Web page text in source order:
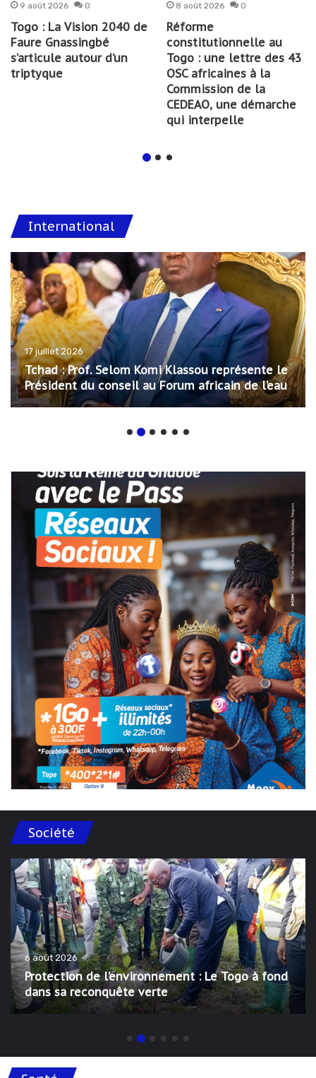
9 août 2026 0
Togo : La Vision 2040 de
Faure Gnassingbé
s’articule autour d’un
triptyque
8 août 2026 0
Réforme
constitutionnelle au
Togo : une lettre des 43
OSC africaines à la
Commission de la
CEDEAO, une démarche
qui interpelle
International
17 juillet 2026
Tchad : Prof. Selom Komi Klassou représente le
Président du conseil au Forum africain de l’eau
Société
6 août 2026
Protection de l’environnement : Le Togo à fond
dans sa reconquête verte